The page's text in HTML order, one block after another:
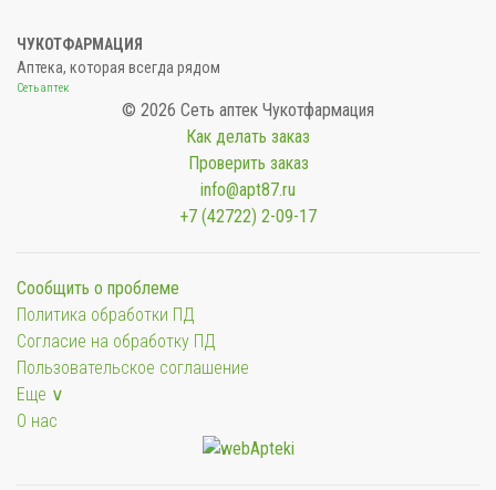
ЧУКОТФАРМАЦИЯ
Аптека, которая всегда рядом
Сеть аптек
© 2026 Сеть аптек Чукотфармация
Как делать заказ
Проверить заказ
info@apt87.ru
+7 (42722) 2-09-17
Сообщить о проблеме
Политика обработки ПД
Согласие на обработку ПД
Пользовательское соглашение
Еще ∨
О нас